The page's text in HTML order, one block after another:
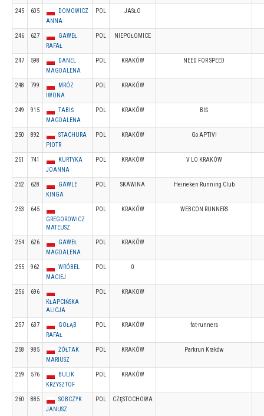
245 605
DOMOWICZ
ANNA
POL JASŁO
246 627
GAWEŁ
RAFAŁ
POL NIEPOŁOMICE
247 598
DANEL
MAGDALENA
POL KRAKÓW NEED FOR SPEED
248 799
MRÓZ
IWONA
POL KRAKÓW
249 915
TABIŚ
MAGDALENA
POL KRAKÓW BIŚ
250 892
STACHURA
PIOTR
POL KRAKÓW Go APTIV!
251 741
KURTYKA
JOANNA
POL KRAKÓW V LO KRAKÓW
252 628
GAWLE
KINGA
POL SKAWINA Heineken Running Club
253
645
GREGOROWICZ
MATEUSZ
POL KRAKÓW WEBCON RUNNERS
254 626
GAWEŁ
MAGDALENA
POL KRAKÓW
255 962
WRÓBEL
MACIEJ
POL 0
256
696
KŁAPCIŃSKA
ALICJA
POL KRAKOW
257 637
GOŁĄB
RAFAŁ
POL KRAKÓW fat-runners
258 985
ŻÓŁTAK
MARIUSZ
POL KRAKÓW Parkrun Kraków
259 576
BULIK
KRZYSZTOF
POL KRAKÓW
260 885
SOBCZYK
JANUSZ
POL CZĘSTOCHOWA